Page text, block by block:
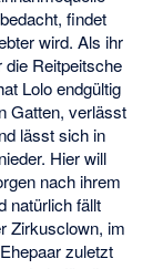
findet
wird. Als ihr
die Reitpeitsche
Lolo endgültig
Gatten, verlässt
lässt sich in
Hier will
nach ihrem
natürlich fällt
Zirkusclown, im
zuletzt